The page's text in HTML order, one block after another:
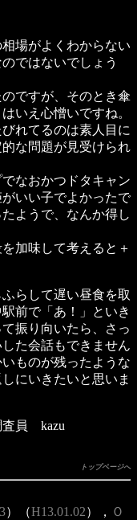
がよくわからない
ではないでしょう
すが、そのとき傘
いえ心憎いですね。
てるのは素人目に
な問題が見受けられ
かつドタキャン
いい子でよかったで
ようで、なんか得し
味して考えると＋
らして遅い昼食を取
前で「あ！」といき
振り向いたら、さっ
た会話もできません
ものが残ったような
にいきたいと思いま
査員 kazu
トップページへ
）（H13.01.02）， Ｏ